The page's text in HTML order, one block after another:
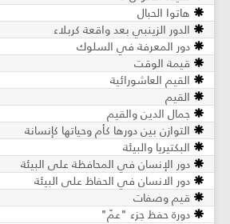
هاتوا الحبال
الدور الزينبي بعد واقعة كربلاء
دور المعرفة في السلوك
قيمة الوقت
القيم العاشورائية
القيم
جمال الدين والقيم
التوازن بين دورها كأم وحياتها كإنسانة
البكتيريا والبيئة
دور الإنسان في المحافظة على البيئة
دور الانسان في الحفاظ على البيئة
قيم وصفات
دورة حفظ جزء "عمّ"